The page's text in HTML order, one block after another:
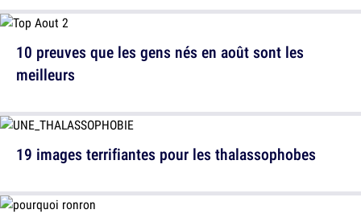
19 images terrifiantes pour les thalassophobes
10 preuves que les gens nés en août sont les
meilleurs